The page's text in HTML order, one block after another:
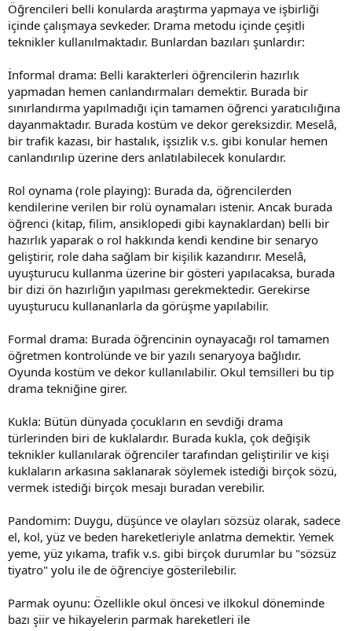
Öğrencileri belli konularda araştırma yapmaya ve işbirliği
içinde çalışmaya sevkeder. Drama metodu içinde çeşitli
teknikler kullanılmaktadır. Bunlardan bazıları şunlardır:
İnformal drama: Belli karakterleri öğrencilerin hazırlık
yapmadan hemen canlandırmaları demektir. Burada bir
sınırlandırma yapılmadığı için tamamen öğrenci yaratıcılığına
dayanmaktadır. Burada kostüm ve dekor gereksizdir. Meselâ,
bir trafik kazası, bir hastalık, işsizlik v.s. gibi konular hemen
canlandırılıp üzerine ders anlatılabilecek konulardır.
Rol oynama (role playing): Burada da, öğrencilerden
kendilerine verilen bir rolü oynamaları istenir. Ancak burada
öğrenci (kitap, filim, ansiklopedi gibi kaynaklardan) belli bir
hazırlık yaparak o rol hakkında kendi kendine bir senaryo
geliştirir, role daha sağlam bir kişilik kazandırır. Meselâ,
uyuşturucu kullanma üzerine bir gösteri yapılacaksa, burada
bir dizi ön hazırlığın yapılması gerekmektedir. Gerekirse
uyuşturucu kullananlarla da görüşme yapılabilir.
Formal drama: Burada öğrencinin oynayacağı rol tamamen
öğretmen kontrolünde ve bir yazılı senaryoya bağlıdır.
Oyunda kostüm ve dekor kullanılabilir. Okul temsilleri bu tip
drama tekniğine girer.
Kukla: Bütün dünyada çocukların en sevdiği drama
türlerinden biri de kuklalardır. Burada kukla, çok değişik
teknikler kullanılarak öğrenciler tarafından geliştirilir ve kişi
kuklaların arkasına saklanarak söylemek istediği birçok sözü,
vermek istediği birçok mesajı buradan verebilir.
Pandomim: Duygu, düşünce ve olayları sözsüz olarak, sadece
el, kol, yüz ve beden hareketleriyle anlatma demektir. Yemek
yeme, yüz yıkama, trafik v.s. gibi birçok durumlar bu "sözsüz
tiyatro" yolu ile de öğrenciye gösterilebilir.
Parmak oyunu: Özellikle okul öncesi ve ilkokul döneminde
bazı şiir ve hikayelerin parmak hareketleri ile